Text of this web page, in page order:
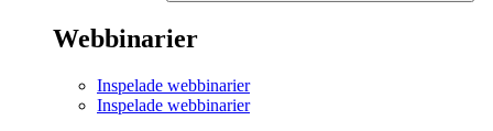
Webbinarier
Inspelade webbinarier
Inspelade webbinarier